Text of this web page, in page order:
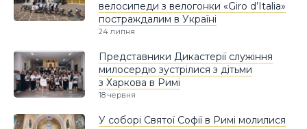
велосипеди з велогонки «Giro d’Italia»
постраждалим в Україні
24 липня
Представники Дикастерії служіння
милосердю зустрілися з дітьми
з Харкова в Римі
18 червня
У соборі Святої Софії в Римі молилися